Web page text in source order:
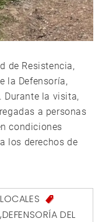
de Resistencia,
la Defensoría,
Durante la visita,
a personas
condiciones
los derechos de
LOCALES
,DEFENSORÍA DEL